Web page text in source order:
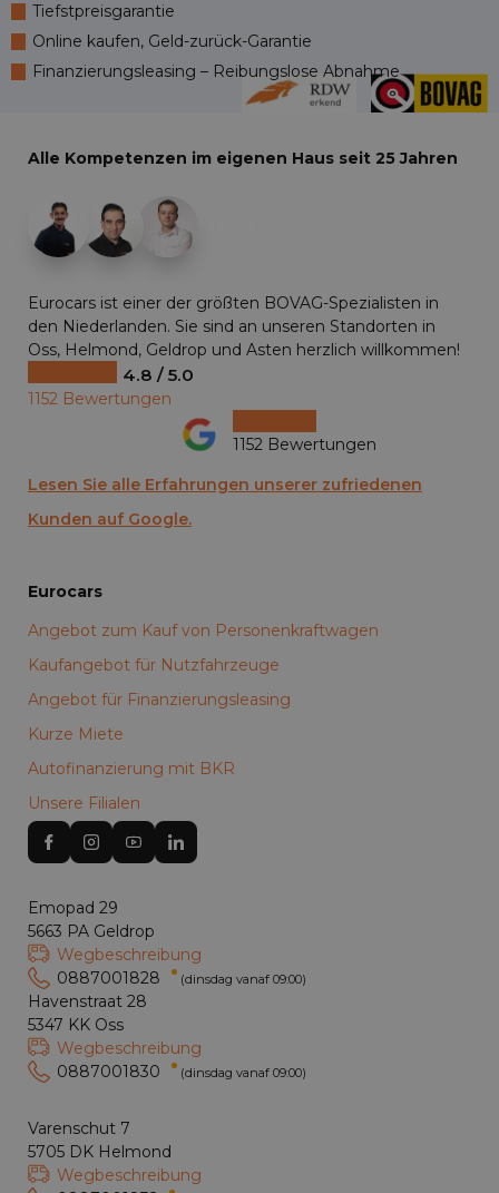
Tiefstpreisgarantie
Online kaufen, Geld-zurück-Garantie
Finanzierungsleasing – Reibungslose Abnahme
Alle Kompetenzen im eigenen Haus seit 25 Jahren
Eurocars ist einer der größten BOVAG-Spezialisten in
den Niederlanden. Sie sind an unseren Standorten in
Oss, Helmond, Geldrop und Asten herzlich willkommen!
4.8 / 5.0
1152 Bewertungen
1152 Bewertungen
Lesen Sie alle Erfahrungen unserer zufriedenen
Kunden auf Google.
Eurocars
Angebot zum Kauf von Personenkraftwagen
Kaufangebot für Nutzfahrzeuge
Angebot für Finanzierungsleasing
Kurze Miete
Autofinanzierung mit BKR
Unsere Filialen
Emopad 29
5663 PA Geldrop
Wegbeschreibung
0887001828
(dinsdag vanaf 09:00)
Havenstraat 28
5347 KK Oss
Wegbeschreibung
0887001830
(dinsdag vanaf 09:00)
Varenschut 7
5705 DK Helmond
Wegbeschreibung